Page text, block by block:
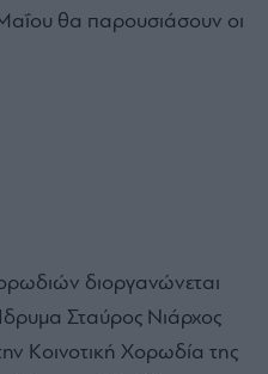
θα παρουσιάσουν οι
διοργανώνεται
Σταύρος Νιάρχος
Κοινοτική Χορωδία της